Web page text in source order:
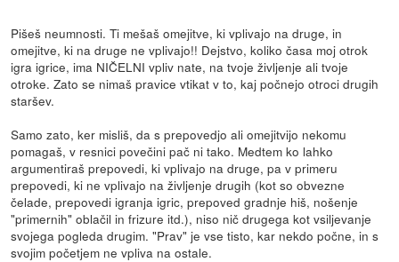
Pišeš neumnosti. Ti mešaš omejitve, ki vplivajo na druge, in
omejitve, ki na druge ne vplivajo!! Dejstvo, koliko časa moj otrok
igra igrice, ima NIČELNI vpliv nate, na tvoje življenje ali tvoje
otroke. Zato se nimaš pravice vtikat v to, kaj počnejo otroci drugih
staršev.
Samo zato, ker misliš, da s prepovedjo ali omejitvijo nekomu
pomagaš, v resnici povečini pač ni tako. Medtem ko lahko
argumentiraš prepovedi, ki vplivajo na druge, pa v primeru
prepovedi, ki ne vplivajo na življenje drugih (kot so obvezne
čelade, prepovedi igranja igric, prepoved gradnje hiš, nošenje
"primernih" oblačil in frizure itd.), niso nič drugega kot vsiljevanje
svojega pogleda drugim. "Prav" je vse tisto, kar nekdo počne, in s
svojim početjem ne vpliva na ostale.